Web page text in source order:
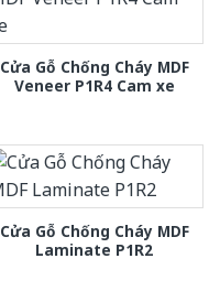
Cửa Gỗ Chống Cháy MDF
Veneer P1R4 Cam xe
Cửa Gỗ Chống Cháy MDF
Laminate P1R2